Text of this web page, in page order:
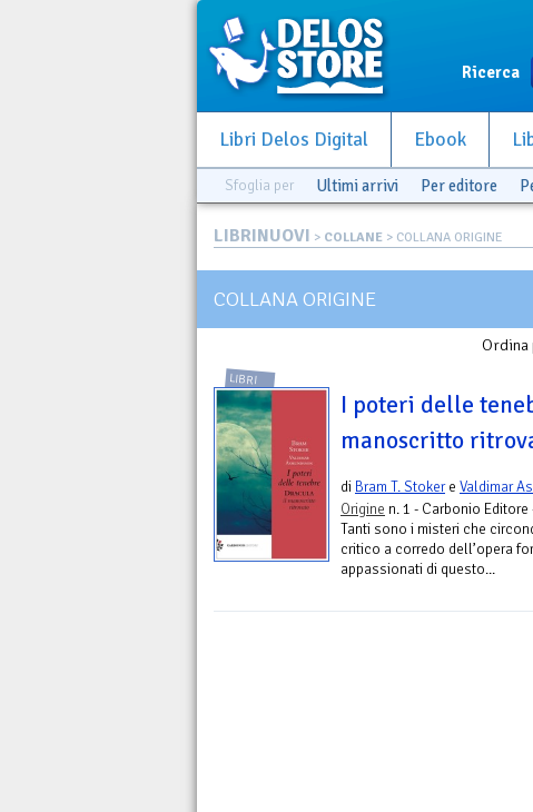
Ricerca
Libri Delos Digital Ebook
Sfoglia per Ultimi arrivi Per editore
LIBRINUOVI > COLLANE > COLLANA ORIGINE
COLLANA ORIGINE
Ordina
LIBRI
I poteri delle
manoscritto
di Bram T. Stokere Valdimar
Origine n. 1 - Carbonio Editore
Tanti sono i misteri che
critico a corredo dell’opera
appassionati di questo...